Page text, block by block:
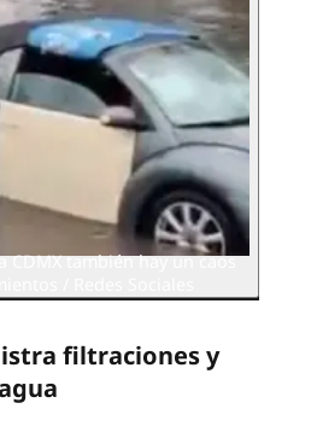
CDMX también hay un caos
filtraciones y